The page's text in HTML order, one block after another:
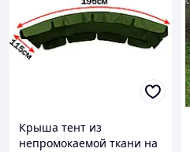
Крыша тент из
непромокаемой ткани на